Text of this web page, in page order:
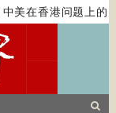
美在香港问题上的